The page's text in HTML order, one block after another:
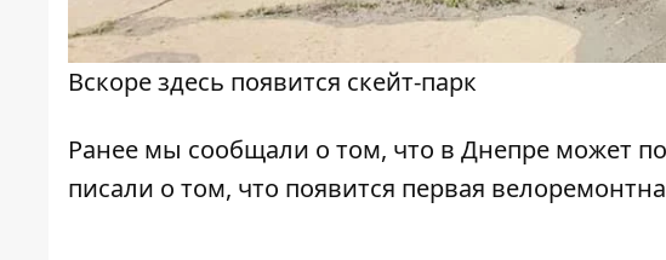
Вскоре здесь появится скейт-парк
Ранее мы сообщали о том, что в Днепре может
писали о том, что появится первая